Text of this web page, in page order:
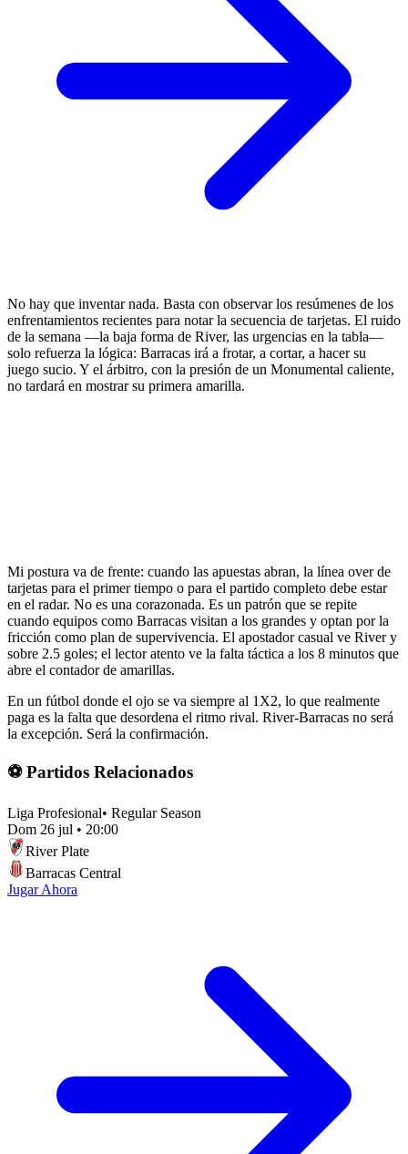
No hay que inventar nada. Basta con observar los resúmenes de los
enfrentamientos recientes para notar la secuencia de tarjetas. El ruido
de la semana —la baja forma de River, las urgencias en la tabla—
solo refuerza la lógica: Barracas irá a frotar, a cortar, a hacer su
juego sucio. Y el árbitro, con la presión de un Monumental caliente,
no tardará en mostrar su primera amarilla.
Mi postura va de frente: cuando las apuestas abran, la línea over de
tarjetas para el primer tiempo o para el partido completo debe estar
en el radar. No es una corazonada. Es un patrón que se repite
cuando equipos como Barracas visitan a los grandes y optan por la
fricción como plan de supervivencia. El apostador casual ve River y
sobre 2.5 goles; el lector atento ve la falta táctica a los 8 minutos que
abre el contador de amarillas.
En un fútbol donde el ojo se va siempre al 1X2, lo que realmente
paga es la falta que desordena el ritmo rival. River-Barracas no será
la excepción. Será la confirmación.
⚽ Partidos Relacionados
Liga Profesional• Regular Season
Dom 26 jul • 20:00
River Plate
Barracas Central
Jugar Ahora